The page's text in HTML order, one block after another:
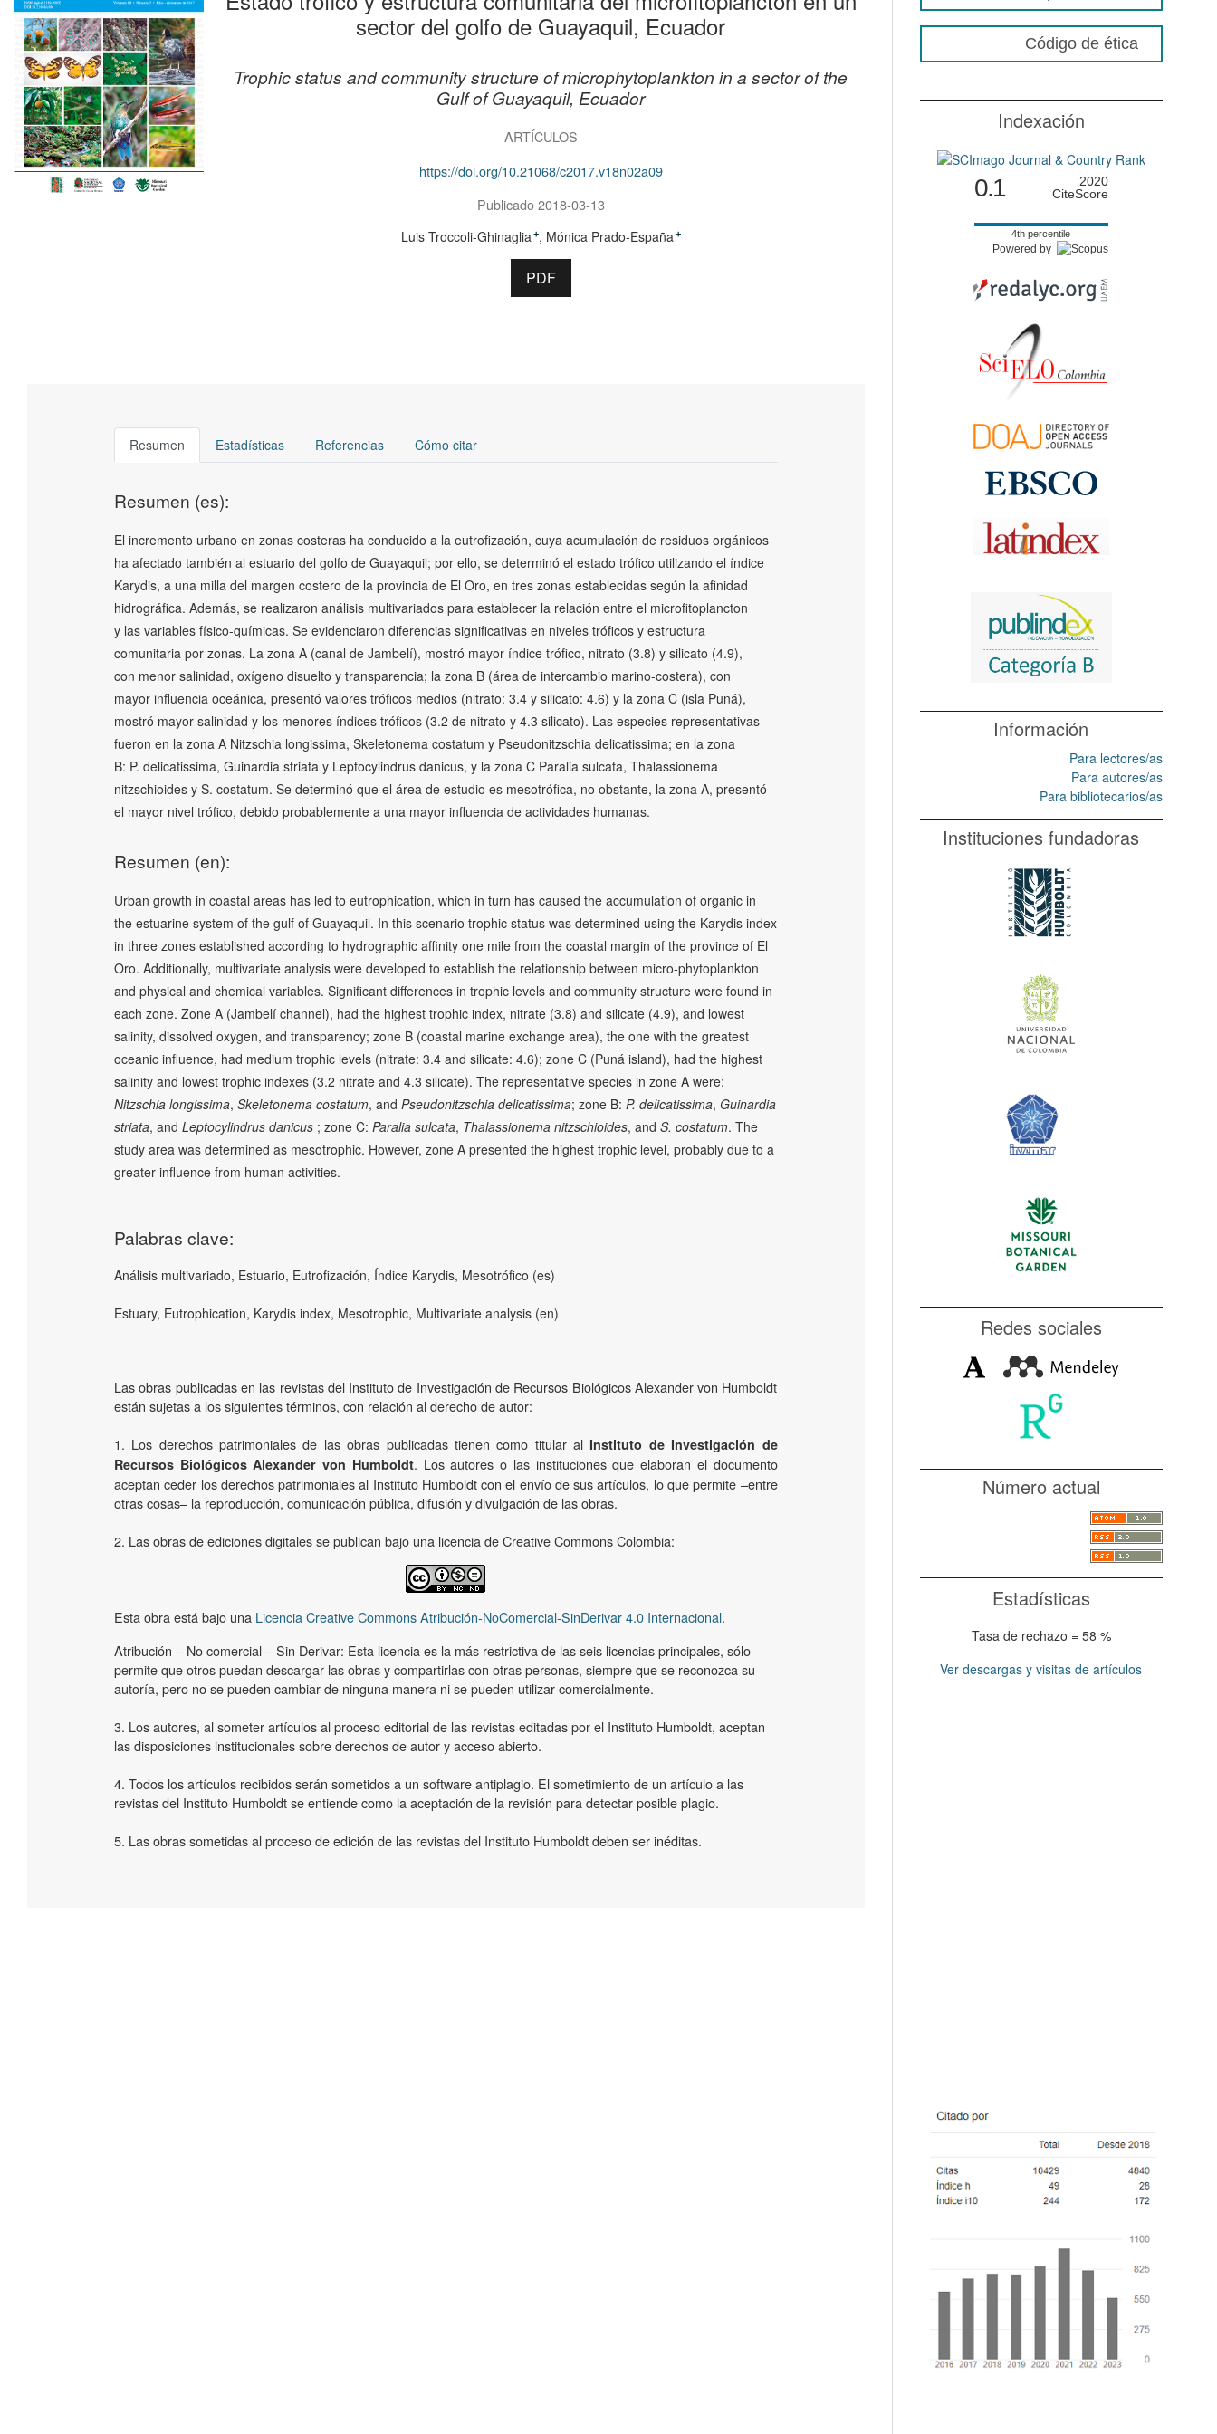
sector del golfo de Guayaquil, Ecuador
Trophic status and community structure of microphytoplankton in a sector of the
Gulf of Guayaquil, Ecuador
ARTÍCULOS
https://doi.org/10.21068/c2017.v18n02a09
Publicado 2018-03-13
Luis Troccoli-Ghinaglia + Mónica Prado-España +
PDF
Resumen Estadísticas Referencias Cómo citar
Resumen (es):
El incremento urbano en zonas costeras ha conducido a la eutrofización, cuya acumulación de residuos orgánicos
ha afectado también al estuario del golfo de Guayaquil; por ello, se determinó el estado trófico utilizando el índice
Karydis, a una milla del margen costero de la provincia de El Oro, en tres zonas establecidas según la afinidad
hidrográfica. Además, se realizaron análisis multivariados para establecer la relación entre el microfitoplancton
y las variables físico-químicas. Se evidenciaron diferencias significativas en niveles tróficos y estructura
comunitaria por zonas. La zona A (canal de Jambelí), mostró mayor índice trófico, nitrato (3.8) y silicato (4.9),
con menor salinidad, oxígeno disuelto y transparencia; la zona B (área de intercambio marino-costera), con
mayor influencia oceánica, presentó valores tróficos medios (nitrato: 3.4 y silicato: 4.6) y la zona C (isla Puná),
mostró mayor salinidad y los menores índices tróficos (3.2 de nitrato y 4.3 silicato). Las especies representativas
fueron en la zona A Nitzschia longissima, Skeletonema costatum y Pseudonitzschia delicatissima; en la zona
B: P. delicatissima, Guinardia striata y Leptocylindrus danicus, y la zona C Paralia sulcata, Thalassionema
nitzschioides y S. costatum. Se determinó que el área de estudio es mesotrófica, no obstante, la zona A, presentó
el mayor nivel trófico, debido probablemente a una mayor influencia de actividades humanas.
Resumen (en):
Urban growth in coastal areas has led to eutrophication, which in turn has caused the accumulation of organic in
the estuarine system of the gulf of Guayaquil. In this scenario trophic status was determined using the Karydis index
in three zones established according to hydrographic affinity one mile from the coastal margin of the province of El
Oro. Additionally, multivariate analysis were developed to establish the relationship between micro-phytoplankton
and physical and chemical variables. Significant differences in trophic levels and community structure were found in
each zone. Zone A (Jambelí channel), had the highest trophic index, nitrate (3.8) and silicate (4.9), and lowest
salinity, dissolved oxygen, and transparency; zone B (coastal marine exchange area), the one with the greatest
oceanic influence, had medium trophic levels (nitrate: 3.4 and silicate: 4.6); zone C (Puná island), had the highest
salinity and lowest trophic indexes (3.2 nitrate and 4.3 silicate). The representative species in zone A were:
Nitzschia longissima, Skeletonema costatum, and Pseudonitzschia delicatissima; zone B: P. delicatissima, Guinardia
striata, and Leptocylindrus danicus ; zone C: Paralia sulcata, Thalassionema nitzschioides, and S. costatum. The
study area was determined as mesotrophic. However, zone A presented the highest trophic level, probably due to a
greater influence from human activities.
Palabras clave:
Análisis multivariado, Estuario, Eutrofización, Índice Karydis, Mesotrófico (es)
Estuary, Eutrophication, Karydis index, Mesotrophic, Multivariate analysis (en)
Las obras publicadas en las revistas del Instituto de Investigación de Recursos Biológicos Alexander von Humboldt
están sujetas a los siguientes términos, con relación al derecho de autor:
1. Los derechos patrimoniales de las obras publicadas tienen como titular al Instituto de Investigación de
Recursos Biológicos Alexander von Humboldt. Los autores o las instituciones que elaboran el documento
aceptan ceder los derechos patrimoniales al Instituto Humboldt con el envío de sus artículos, lo que permite –entre
otras cosas­– la reproducción, comunicación pública, difusión y divulgación de las obras.
2. Las obras de ediciones digitales se publican bajo una licencia de Creative Commons Colombia:
Esta obra está bajo una Licencia Creative Commons Atribución-NoComercial-SinDerivar 4.0 Internacional.
Atribución – No comercial – Sin Derivar: Esta licencia es la más restrictiva de las seis licencias principales, sólo
permite que otros puedan descargar las obras y compartirlas con otras personas, siempre que se reconozca su
autoría, pero no se pueden cambiar de ninguna manera ni se pueden utilizar comercialmente.
3. Los autores, al someter artículos al proceso editorial de las revistas editadas por el Instituto Humboldt, aceptan
las disposiciones institucionales sobre derechos de autor y acceso abierto.
4. Todos los artículos recibidos serán sometidos a un software antiplagio. El sometimiento de un artículo a las
revistas del Instituto Humboldt se entiende como la aceptación de la revisión para detectar posible plagio.
5. Las obras sometidas al proceso de edición de las revistas del Instituto Humboldt deben ser inéditas.
Código de ética
Indexación
0.1
2020
CiteScore
4th percentile
Powered by
Información
Para lectores/as
Para autores/as
Para bibliotecarios/as
Instituciones fundadoras
Redes sociales
Número actual
Estadísticas
Tasa de rechazo = 58 %
Ver descargas y visitas de artículos